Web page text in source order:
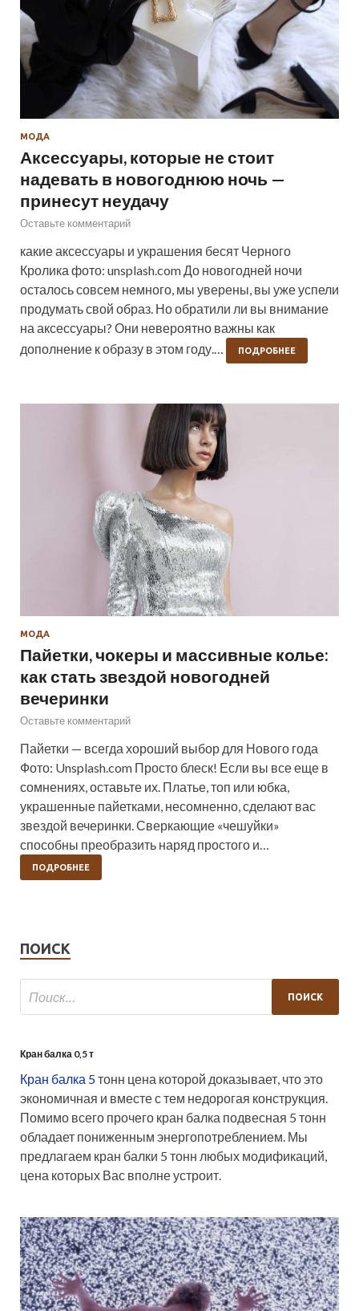
МОДА
Аксессуары, которые не стоит
надевать в новогоднюю ночь —
принесут неудачу
Оставьте комментарий
какие аксессуары и украшения бесят Черного
Кролика фото: unsplash.com До новогодней ночи
осталось совсем немного, мы уверены, вы уже успели
продумать свой образ. Но обратили ли вы внимание
на аксессуары? Они невероятно важны как
дополнение к образу в этом году.…
ПОДРОБНЕЕ
МОДА
Пайетки, чокеры и массивные колье:
как стать звездой новогодней
вечеринки
Оставьте комментарий
Пайетки — всегда хороший выбор для Нового года
Фото: Unsplash.com Просто блеск! Если вы все еще в
сомнениях, оставьте их. Платье, топ или юбка,
украшенные пайетками, несомненно, сделают вас
звездой вечеринки. Сверкающие «чешуйки»
способны преобразить наряд простого и…
ПОДРОБНЕЕ
ПОИСК
Кран балка 0,5 т
Кран балка 5тонн цена которой доказывает, что это
экономичная и вместе с тем недорогая конструкция.
Помимо всего прочего кран балка подвесная 5 тонн
обладает пониженным энергопотреблением. Мы
предлагаем кран балки 5 тонн любых модификаций,
цена которых Вас вполне устроит.